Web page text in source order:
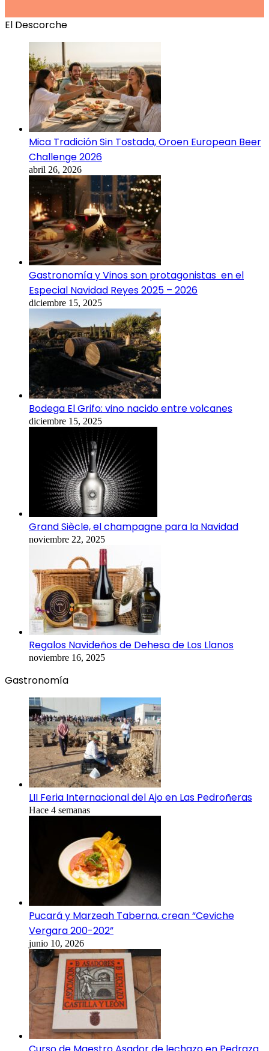
El Descorche
Mica Tradición Sin Tostada, Oroen European Beer
Challenge 2026
abril 26, 2026
Gastronomía y Vinos son protagonistas en el
Especial Navidad Reyes 2025 – 2026
diciembre 15, 2025
Bodega El Grifo: vino nacido entre volcanes
diciembre 15, 2025
Grand Siècle, el champagne para la Navidad
noviembre 22, 2025
Regalos Navideños de Dehesa de Los Llanos
noviembre 16, 2025
Gastronomía
LII Feria Internacional del Ajo en Las Pedroñeras
Hace 4 semanas
Pucará y Marzeah Taberna, crean “Ceviche
Vergara 200-202”
junio 10, 2026